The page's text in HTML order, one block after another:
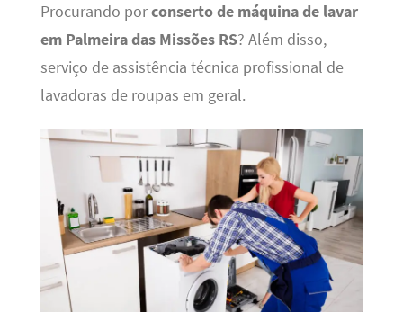
Procurando porconserto de máquina de lavar
em Palmeira das Missões RS? Além disso,
serviço de assistência técnica profissional de
lavadoras de roupas em geral.